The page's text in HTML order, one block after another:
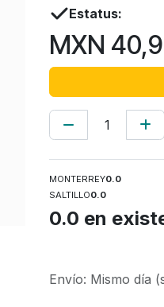
Estatus:
MXN
MONTERREY0.0
SALTILLO0.0
0.0 en
Envío: Mismo día